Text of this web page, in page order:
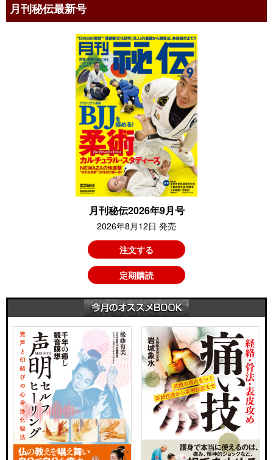
月刊秘伝最新号
月刊秘伝2026年9月号
2026年8月12日 発売
注文する
定期購読